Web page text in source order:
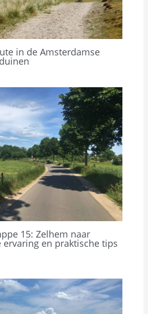
in de Amsterdamse
15: Zelhem naar
ervaring en praktische tips